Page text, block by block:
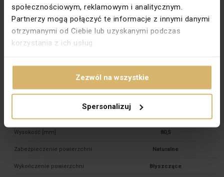
społecznościowym, reklamowym i analitycznym.
Partnerzy mogą połączyć te informacje z innymi danymi
otrzymanymi od Ciebie lub uzyskanymi podczas
korzystania z ich usług.
Zezwól na wszystkie
Spersonalizuj
Prąd znamionowy [A]
Rodzaj Dwubiegunowe
Wysokość [mm] 80,5
Zabezpieczenie powierzchni Naturalne
Wykończenie powierzchni Błyszczące